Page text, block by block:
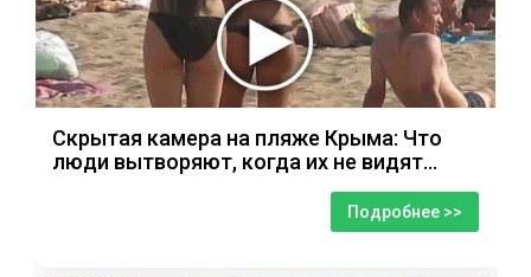
Скрытая камера на пляже Крыма: Что
люди вытворяют, когда их не видят...
Подробнее >>